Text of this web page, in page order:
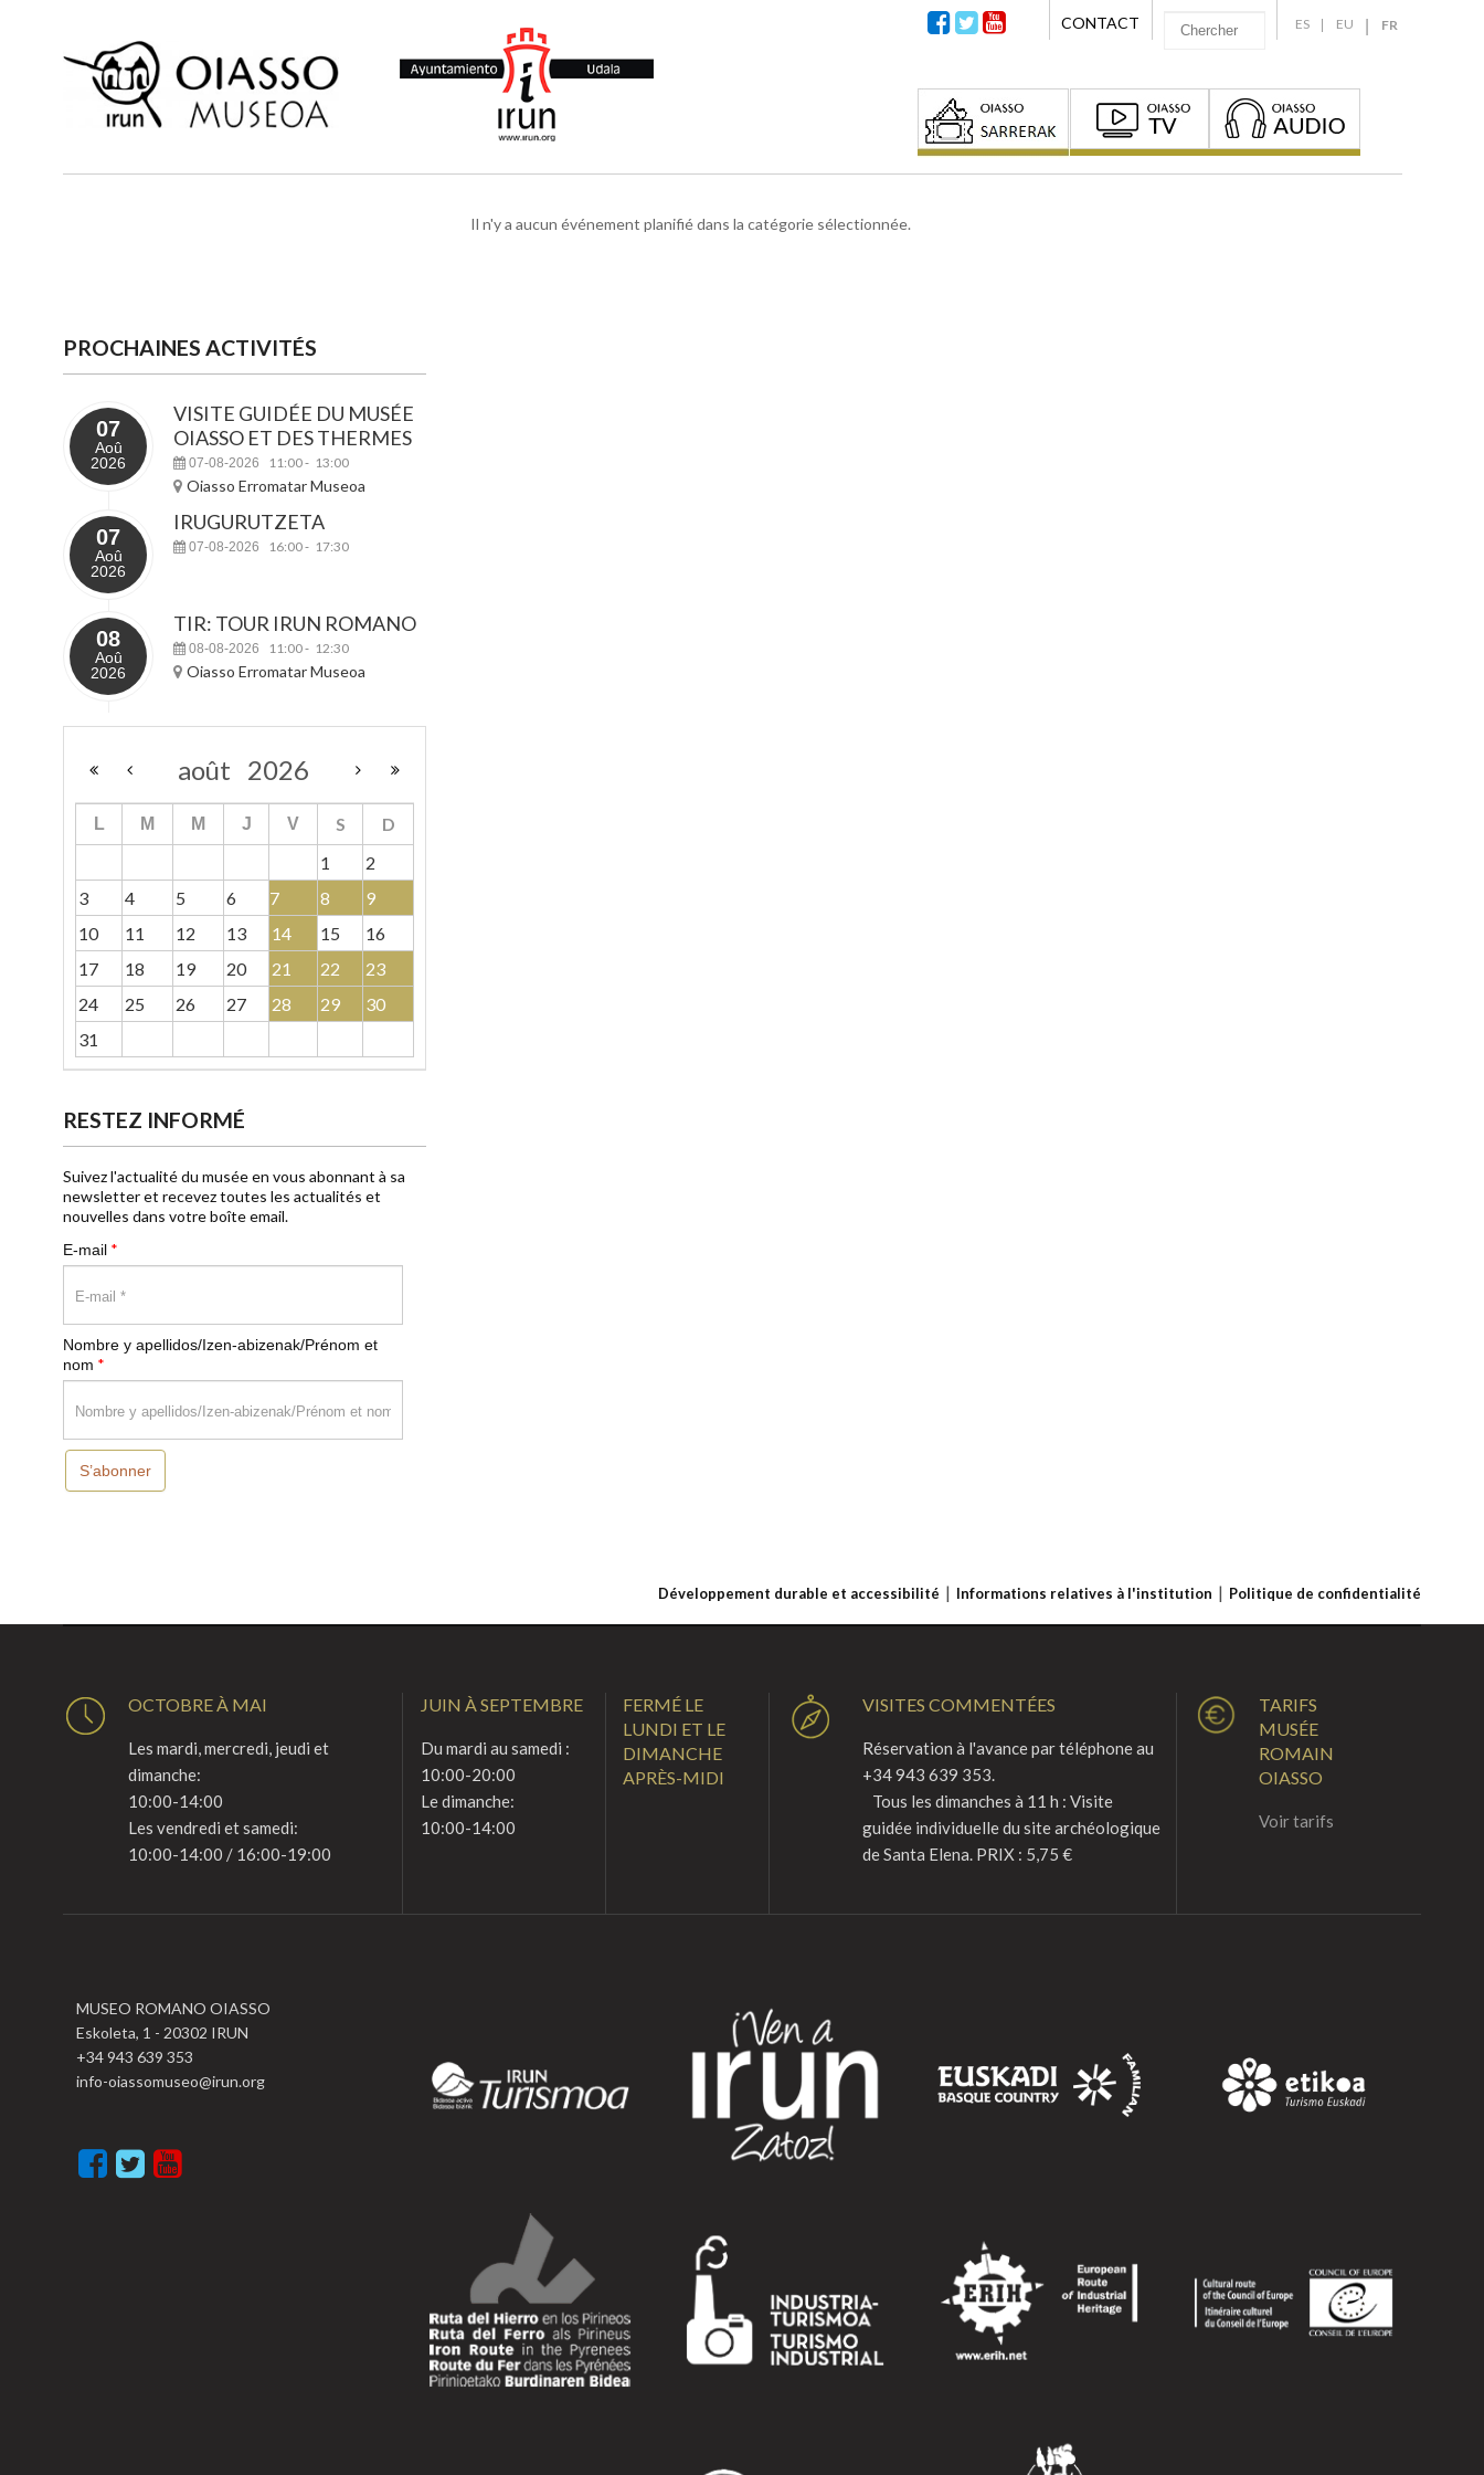
ES EU FR
CONTACT
Il n'y a aucun événement planifié dans la catégorie sélectionnée.
PROCHAINES ACTIVITÉS
07
Aoû
2026
VISITE GUIDÉE DU MUSÉE
OIASSO ET DES THERMES
07-08-2026 11:00- 13:00
Oiasso Erromatar Museoa
07
Aoû
2026
IRUGURUTZETA
07-08-2026 16:00- 17:30
08
Aoû
2026
TIR: TOUR IRUN ROMANO
08-08-2026 11:00- 12:30
Oiasso Erromatar Museoa
août 2026
L M M J V S
D
1
2
3
4 5 6 7 8
9
10
11 12 13 14 15
16
17
18 19 20 21 22
23
24
25 26 27 28 29
30
31
RESTEZ INFORMÉ
Suivez l'actualité du musée en vous abonnant à sa
newsletter et recevez toutes les actualités et
nouvelles dans votre boîte email.
E-mail *
Nombre y apellidos/Izen-abizenak/Prénom et
nom *
S’abonner
Développement durable et accessibilité Informations relatives à l'institution Politique de confidentialité
OCTOBRE À MAI
Les mardi, mercredi, jeudi et
dimanche:
10:00-14:00
Les vendredi et samedi:
10:00-14:00 / 16:00-19:00
JUIN À SEPTEMBRE
Du mardi au samedi :
10:00-20:00
Le dimanche:
10:00-14:00
FERMÉ LE
LUNDI ET LE
DIMANCHE
APRÈS-MIDI
VISITES COMMENTÉES
Réservation à l'avance par téléphone au
+34 943 639 353.
Tous les dimanches à 11 h : Visite
guidée individuelle du site archéologique
de Santa Elena. PRIX : 5,75 €
TARIFS
MUSÉE
ROMAIN
OIASSO
Voir tarifs
MUSEO ROMANO OIASSO
Eskoleta, 1 - 20302 IRUN
+34 943 639 353
info-oiassomuseo@irun.org